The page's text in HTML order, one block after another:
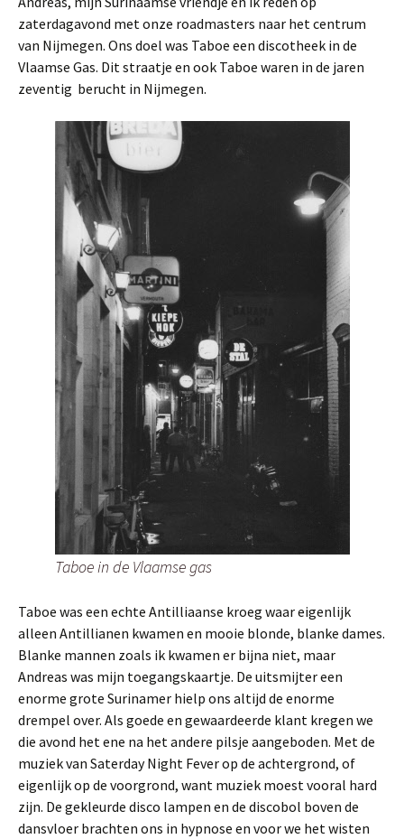
zaterdagavond met onze roadmasters naar het centrum
van Nijmegen. Ons doel was Taboe een discotheek in de
Vlaamse Gas. Dit straatje en ook Taboe waren in de jaren
zeventig berucht in Nijmegen.
Taboe in de Vlaamse gas
Taboe was een echte Antilliaanse kroeg waar eigenlijk
alleen Antillianen kwamen en mooie blonde, blanke dames.
Blanke mannen zoals ik kwamen er bijna niet, maar
Andreas was mijn toegangskaartje. De uitsmijter een
enorme grote Surinamer hielp ons altijd de enorme
drempel over. Als goede en gewaardeerde klant kregen we
die avond het ene na het andere pilsje aangeboden. Met de
muziek van Saterday Night Fever op de achtergrond, of
eigenlijk op de voorgrond, want muziek moest vooral hard
zijn. De gekleurde disco lampen en de discobol boven de
dansvloer brachten ons in hypnose en voor we het wisten